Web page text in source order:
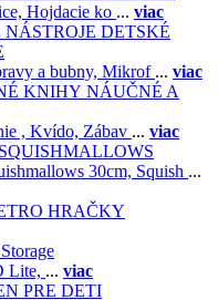
Hojdacie ko ... viac
DETSKÉ
a bubny, Mikrof ... viac
NÁUČNÉ A
, Kvído, Zábav ... viac
SQUISHMALLOWS
30cm, Squish ...
HRAČKY
Lite, ... viac